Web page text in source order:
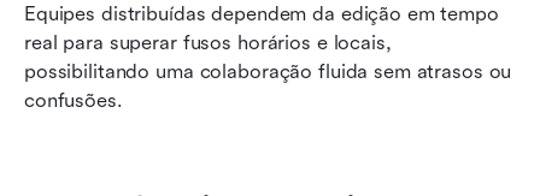
Equipes distribuídas dependem da edição em tempo
real para superar fusos horários e locais,
possibilitando uma colaboração fluida sem atrasos ou
confusões.